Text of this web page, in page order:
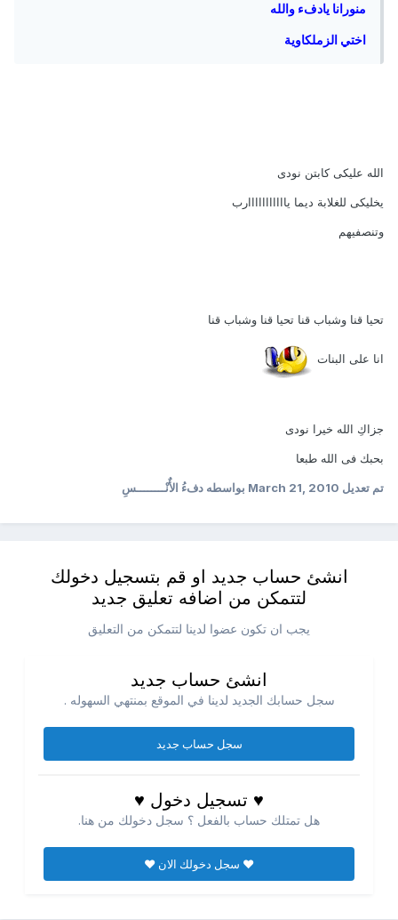
منورانا يادفء والله
اختي الزملكاوية
الله عليكى كابتن نودى
يخليكى للغلابة ديما يااااااااااارب
وتنصفيهم
تحيا قنا وشباب قنا تحيا قنا وشباب قنا
انا على البنات
جزاكِ الله خيرا نودى
بحبك فى الله طبعا
تم تعديلMarch 21, 2010بواسطه دفءُ الأٌنْــــــــسِ
انشئ حساب جديد او قم بتسجيل دخولك
لتتمكن من اضافه تعليق جديد
يجب ان تكون عضوا لدينا لتتمكن من التعليق
انشئ حساب جديد
سجل حسابك الجديد لدينا في الموقع بمنتهي السهوله .
سجل حساب جديد
♥ تسجيل دخول ♥
هل تمتلك حساب بالفعل ؟ سجل دخولك من هنا.
♥ سجل دخولك الان ♥